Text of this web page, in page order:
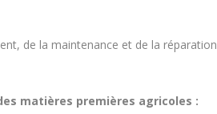
de la maintenance et de la réparation
matières premières agricoles :